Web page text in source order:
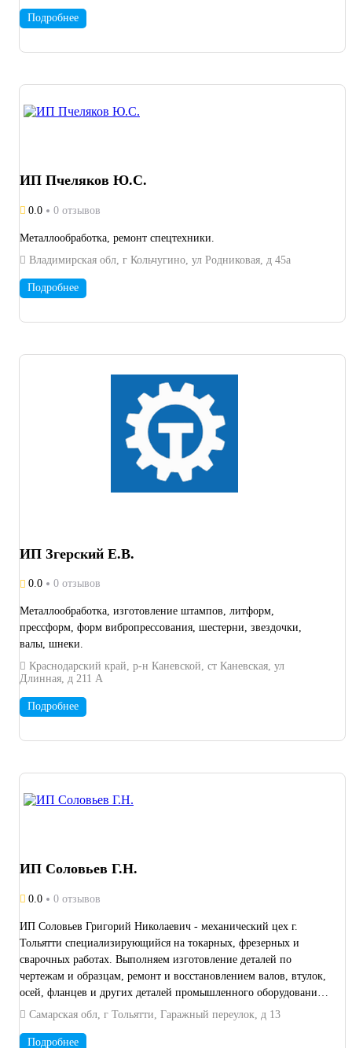
Подробнее
ИП Пчеляков Ю.С.
0.0 0 отзывов
Металлообработка, ремонт спецтехники.
Владимирская обл, г Кольчугино, ул Родниковая, д 45а
Подробнее
ИП Згерский Е.В.
0.0 0 отзывов
Металлообработка, изготовление штампов, литформ,
прессформ, форм вибропрессования, шестерни, звездочки,
валы, шнеки.
Краснодарский край, р-н Каневской, ст Каневская, ул
Длинная, д 211 А
Подробнее
ИП Соловьев Г.Н.
0.0 0 отзывов
ИП Соловьев Григорий Николаевич - механический цех г.
Тольятти специализирующийся на токарных, фрезерных и
сварочных работах. Выполняем изготовление деталей по
чертежам и образцам, ремонт и восстановлением валов, втулок,
осей, фланцев и других деталей промышленного оборудования.
В распоряжении предприятия токарный станок 16К20,
промышленными предприятиями, ремонтными службами,
Самарская обл, г Тольятти, Гаражный переулок, д 13
Подробнее